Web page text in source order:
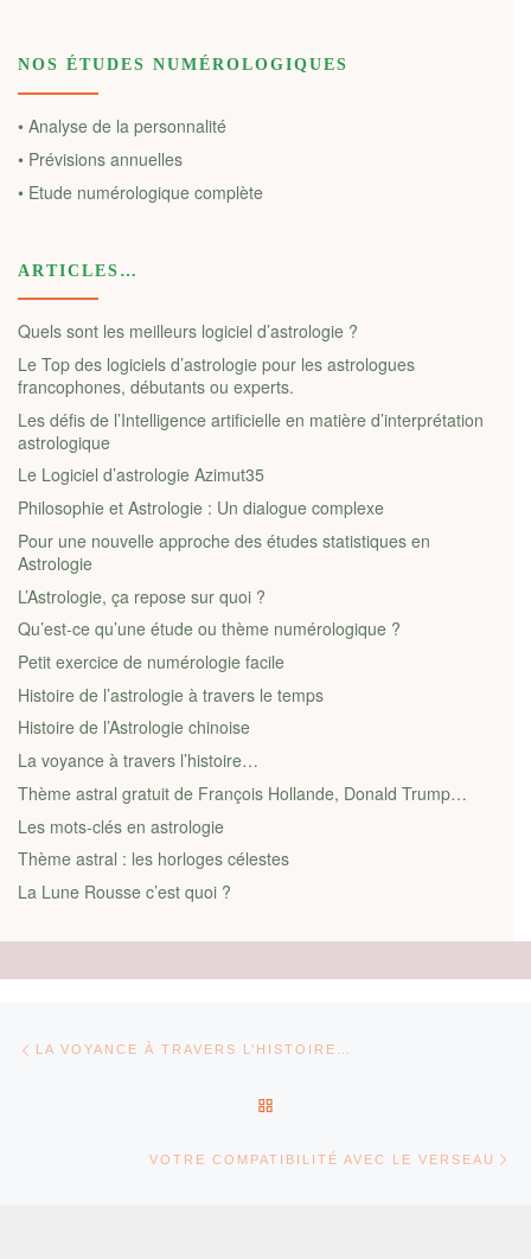
NOS ÉTUDES NUMÉROLOGIQUES
• Analyse de la personnalité
• Prévisions annuelles
• Etude numérologique complète
ARTICLES…
Quels sont les meilleurs logiciel d’astrologie ?
Le Top des logiciels d’astrologie pour les astrologues
francophones, débutants ou experts.
Les défis de l’Intelligence artificielle en matière d’interprétation
astrologique
Le Logiciel d’astrologie Azimut35
Philosophie et Astrologie : Un dialogue complexe
Pour une nouvelle approche des études statistiques en
Astrologie
L’Astrologie, ça repose sur quoi ?
Qu’est-ce qu’une étude ou thème numérologique ?
Petit exercice de numérologie facile
Histoire de l’astrologie à travers le temps
Histoire de l’Astrologie chinoise
La voyance à travers l’histoire…
Thème astral gratuit de François Hollande, Donald Trump…
Les mots-clés en astrologie
Thème astral : les horloges célestes
La Lune Rousse c’est quoi ?
LA VOYANCE À TRAVERS L’HISTOIRE…
VOTRE COMPATIBILITÉ AVEC LE VERSEAU